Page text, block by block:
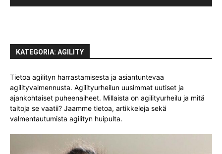
KATEGORIA: AGILITY
Tietoa agilityn harrastamisesta ja asiantuntevaa
agilityvalmennusta. Agilityurheilun uusimmat uutiset ja
ajankohtaiset puheenaiheet. Millaista on agilityurheilu ja mitä
taitoja se vaatii? Jaamme tietoa, artikkeleja sekä
valmentautumista agilityn huipulta.